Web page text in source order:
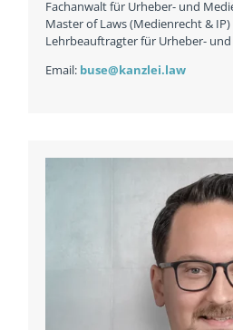
Fachanwalt für Urheber- und
Master of Laws (Medienrecht & IP)
Lehrbeauftragter für Urheber-
Email: buse@kanzlei.law